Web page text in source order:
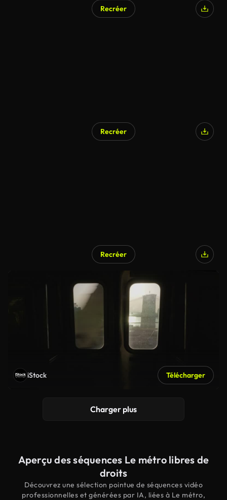
Recréer
Recréer
Recréer
iStock Télécharger
Charger plus
Aperçu des séquences Le métro libres de
droits
Découvrez une sélection pointue de séquences vidéo
professionnelles et générées par IA, liées à Le métro,